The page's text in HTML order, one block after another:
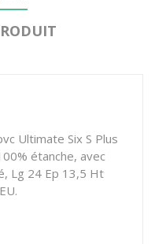
Ultimate Six S Plus
étanche, avec
Lg 24 Ep 13,5 Ht